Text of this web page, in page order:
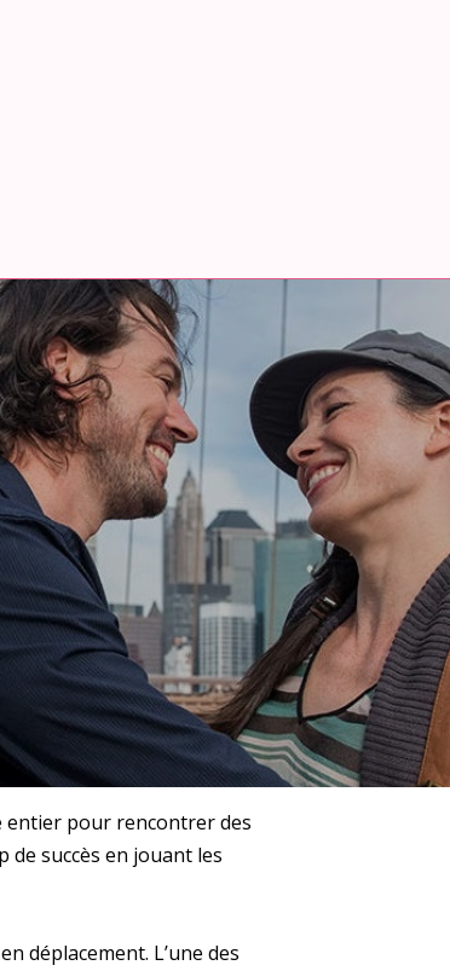
entier pour rencontrer des
succès en jouant les
déplacement. L’une des